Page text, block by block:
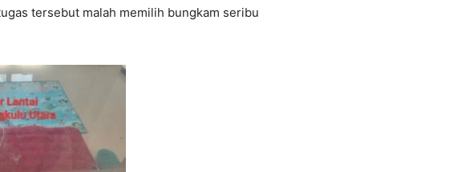
tersebut malah memilih bungkam seribu